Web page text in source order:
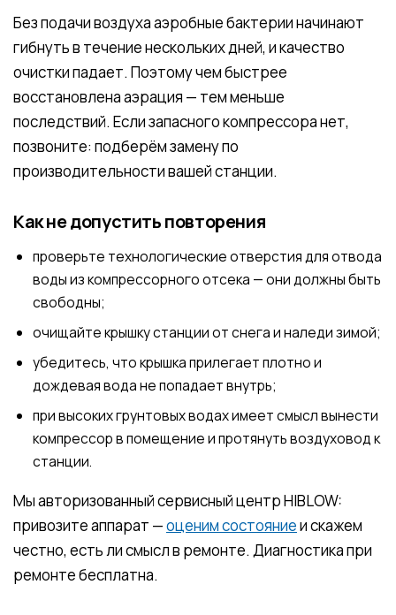
Без подачи воздуха аэробные бактерии начинают
гибнуть в течение нескольких дней, и качество
очистки падает. Поэтому чем быстрее
восстановлена аэрация — тем меньше
последствий. Если запасного компрессора нет,
позвоните: подберём замену по
производительности вашей станции.
Как не допустить повторения
проверьте технологические отверстия для отвода
воды из компрессорного отсека — они должны быть
свободны;
очищайте крышку станции от снега и наледи зимой;
убедитесь, что крышка прилегает плотно и
дождевая вода не попадает внутрь;
при высоких грунтовых водах имеет смысл вынести
компрессор в помещение и протянуть воздуховод к
станции.
Мы авторизованный сервисный центр HIBLOW:
привозите аппарат —оценим состояниеи скажем
честно, есть ли смысл в ремонте. Диагностика при
ремонте бесплатна.